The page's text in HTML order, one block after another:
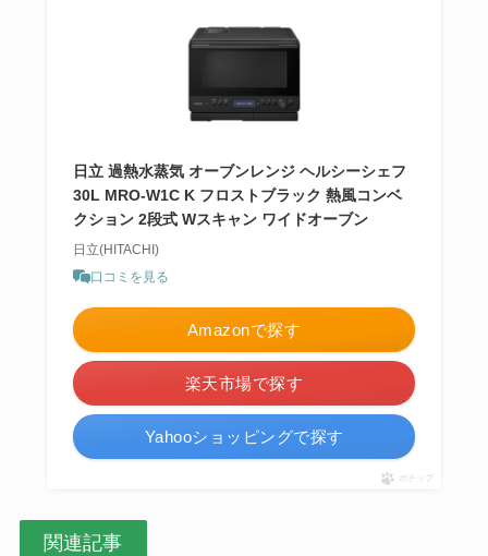
日立 過熱水蒸気 オーブンレンジ ヘルシーシェフ
30L MRO-W1C K フロストブラック 熱風コンベ
クション 2段式 Wスキャン ワイドオーブン
日立(HITACHI)
口コミを見る
Amazonで探す
楽天市場で探す
Yahooショッピングで探す
ポチップ
関連記事